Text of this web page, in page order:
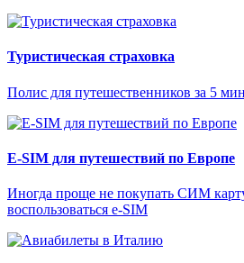
Туристическая страховка
Полис для путешественников за 5
E-SIM для путешествий по Европе
Иногда проще не покупать СИМ
воспользоваться e-SIM